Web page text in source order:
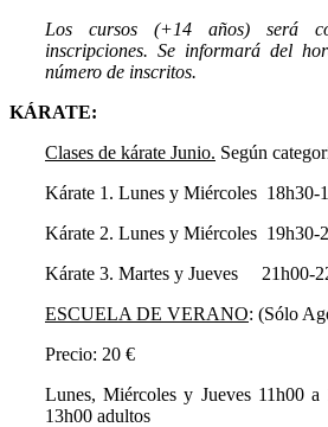
Los cursos (+14 años) será
inscripciones. Se informará del
número de inscritos.
KÁRATE:
Clases de kárate Junio. Según
Kárate 1. Lunes y Miércoles 18h30-
Kárate 2. Lunes y Miércoles 19h30-
Kárate 3. Martes y Jueves 21h00-
ESCUELA DE VERANO: (Sólo
Precio: 20 €
Lunes, Miércoles y Jueves 11h00
13h00 adultos